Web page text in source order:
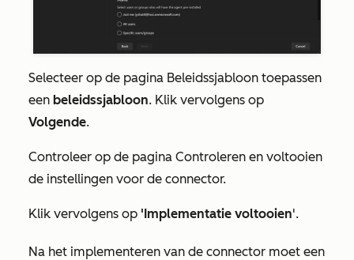
Selecteer op de pagina Beleidssjabloon toepassen
een beleidssjabloon. Klik vervolgens op
Volgende.
Controleer op de pagina Controleren en voltooien
de instellingen voor de connector.
Klik vervolgens op 'Implementatie voltooien'.
Na het implementeren van de connector moet een